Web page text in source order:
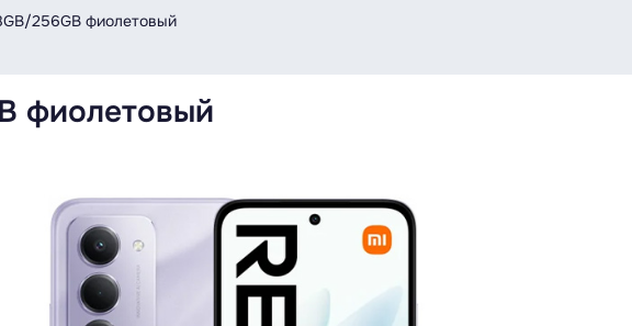
256GB фиолетовый
фиолетовый